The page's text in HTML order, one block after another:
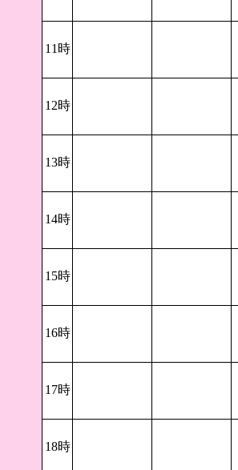
11時
12時
13時
14時
15時
16時
17時
18時